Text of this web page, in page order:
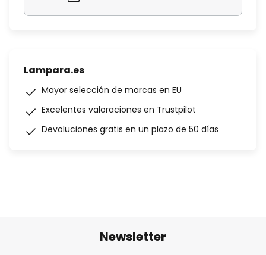
Lampara.es
Mayor selección de marcas en EU
Excelentes valoraciones en Trustpilot
Devoluciones gratis en un plazo de 50 días
Newsletter